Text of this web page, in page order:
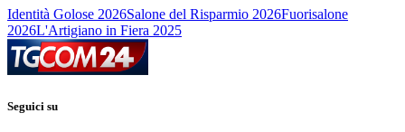
Identità Golose 2026Salone del Risparmio 2026Fuorisalone
2026L'Artigiano in Fiera 2025
Seguici su